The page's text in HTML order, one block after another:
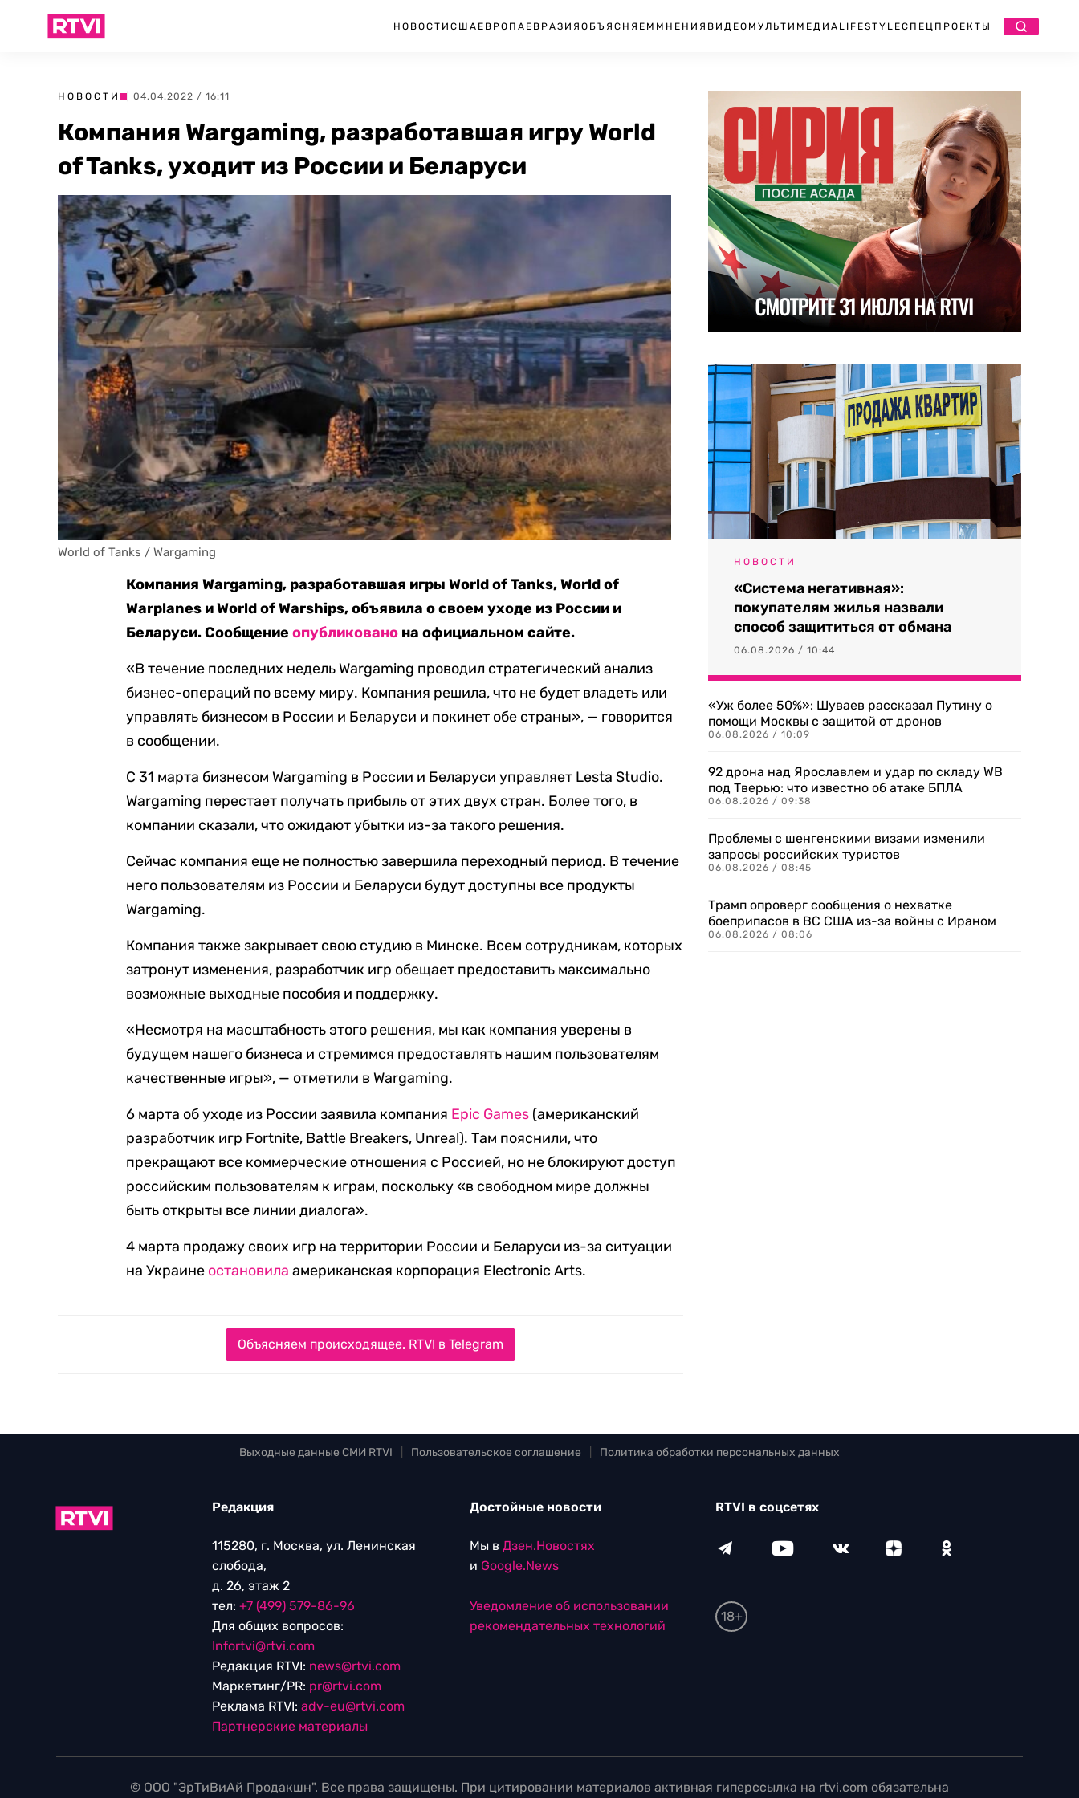
НОВОСТИ США ЕВРОПА ЕВРАЗИЯ ОБЪЯСНЯЕМ МНЕНИЯ ВИДЕО МУЛЬТИМЕДИА LIFESTYLEСПЕЦПРОЕКТЫ
НОВОСТИ | 04.04.2022 / 16:11
Компания Wargaming, разработавшая игру World
of Tanks, уходит из России и Беларуси
World of Tanks / Wargaming
Компания Wargaming, разработавшая игры World of Tanks, World of
Warplanes и World of Warships, объявила о своем уходе из России и
Беларуси. Сообщениеопубликовано на официальном сайте.
«В течение последних недель Wargaming проводил стратегический анализ
бизнес-операций по всему миру. Компания решила, что не будет владеть или
управлять бизнесом в России и Беларуси и покинет обе страны», — говорится
в сообщении.
С 31 марта бизнесом Wargaming в России и Беларуси управляет Lesta Studio.
Wargaming перестает получать прибыль от этих двух стран. Более того, в
компании сказали, что ожидают убытки из-за такого решения.
Сейчас компания еще не полностью завершила переходный период. В течение
него пользователям из России и Беларуси будут доступны все продукты
Wargaming.
Компания также закрывает свою студию в Минске. Всем сотрудникам, которых
затронут изменения, разработчик игр обещает предоставить максимально
возможные выходные пособия и поддержку.
«Несмотря на масштабность этого решения, мы как компания уверены в
будущем нашего бизнеса и стремимся предоставлять нашим пользователям
качественные игры», — отметили в Wargaming.
6 марта об уходе из России заявила компания Epic Games (американский
разработчик игр Fortnite, Battle Breakers, Unreal). Там пояснили, что
прекращают все коммерческие отношения с Россией, но не блокируют доступ
российским пользователям к играм, поскольку «в свободном мире должны
быть открыты все линии диалога».
4 марта продажу своих игр на территории России и Беларуси из-за ситуации
на Украине остановила американская корпорация Electronic Arts.
Объясняем происходящее. RTVI в Telegram
НОВОСТИ
«Система негативная»:
покупателям жилья назвали
способ защититься от обмана
06.08.2026 / 10:44
«Уж более 50%»: Шуваев рассказал Путину о
помощи Москвы с защитой от дронов
06.08.2026 / 10:09
92 дрона над Ярославлем и удар по складу WB
под Тверью: что известно об атаке БПЛА
06.08.2026 / 09:38
Проблемы с шенгенскими визами изменили
запросы российских туристов
06.08.2026 / 08:45
Трамп опроверг сообщения о нехватке
боеприпасов в ВС США из-за войны с Ираном
06.08.2026 / 08:06
Выходные данные СМИ RTVI Пользовательское соглашение Политика обработки персональных данных
Редакция
115280, г. Москва, ул. Ленинская
слобода,
д. 26, этаж 2
тел: +7 (499) 579-86-96
Для общих вопросов:
Infortvi@rtvi.com
Редакция RTVI: news@rtvi.com
Маркетинг/PR: pr@rtvi.com
Реклама RTVI: adv-eu@rtvi.com
Партнерские материалы
Достойные новости
Мы в Дзен.Новостях
и Google.News
Уведомление об использовании
рекомендательных технологий
RTVI в соцсетях
18+
© ООО "ЭрТиВиАй Продакшн". Все права защищены. При цитировании материалов активная гиперссылка на rtvi.com обязательна